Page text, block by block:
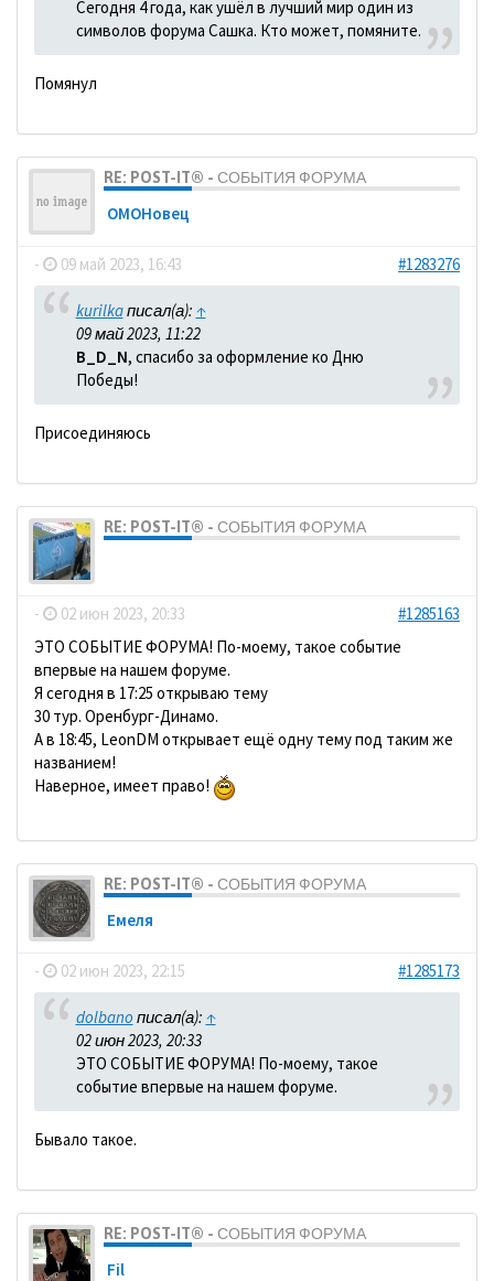
Сегодня 4 года, как ушёл в лучший мир один из
символов форума Сашка. Кто может, помяните.
Помянул
RE: POST-IT® - СОБЫТИЯ ФОРУМА
ОМОНовец
- 09 май 2023, 16:43 #1283276
kurilkaписал(а): ↑
09 май 2023, 11:22
B_D_N, спасибо за оформление ко Дню
Победы!
Присоединяюсь
RE: POST-IT® - СОБЫТИЯ ФОРУМА
- 02 июн 2023, 20:33
#1285163
ЭТО СОБЫТИЕ ФОРУМА! По-моему, такое событие
впервые на нашем форуме.
Я сегодня в 17:25 открываю тему
30 тур. Оренбург-Динамо.
А в 18:45, LeonDM открывает ещё одну тему под таким же
названием!
Наверное, имеет право!
RE: POST-IT® - СОБЫТИЯ ФОРУМА
Емеля
- 02 июн 2023, 22:15 #1285173
dolbano писал(а): ↑
02 июн 2023, 20:33
ЭТО СОБЫТИЕ ФОРУМА! По-моему, такое
событие впервые на нашем форуме.
Бывало такое.
RE: POST-IT® - СОБЫТИЯ ФОРУМА
Fil